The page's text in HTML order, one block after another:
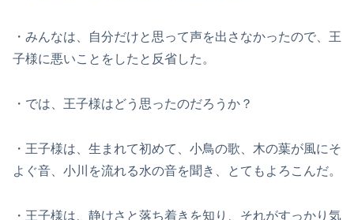
・みんなは、自分だけと思って声を出さなかったので、王
子様に悪いことをしたと反省した。
・では、王子様はどう思ったのだろうか？
・王子様は、生まれて初めて、小鳥の歌、木の葉が風にそ
よぐ音、小川を流れる水の音を聞き、とてもよろこんだ。
・王子様は、静けさと落ち着きを知り、それがすっかり気